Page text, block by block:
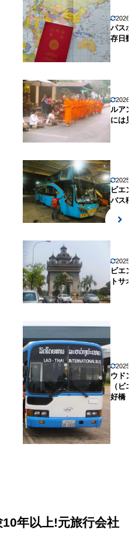
2026年
パスポ
存日数
2026年
ルアン
には見
2025年
ビエン
バス移
2025年
ビエン
トサオ
2025年
ウドン
（ビ
好橋
10年以上!元旅行会社